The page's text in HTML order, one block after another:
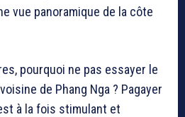
vue panoramique de la côte
pourquoi ne pas essayer le
de Phang Nga ? Pagayer
à la fois stimulant et